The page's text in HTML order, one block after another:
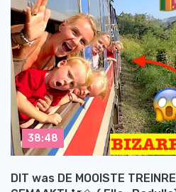
DIT was DE MOOISTE
38:48